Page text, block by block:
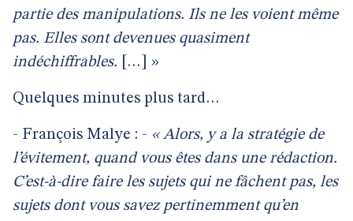
partie des manipulations. Ils ne les voient même
pas. Elles sont devenues quasiment
indéchiffrables. […] »
Quelques minutes plus tard…
- François Malye : - « Alors, y a la stratégie de
l’évitement, quand vous êtes dans une rédaction.
C’est-à-dire faire les sujets qui ne fâchent pas, les
sujets dont vous savez pertinemment qu’en